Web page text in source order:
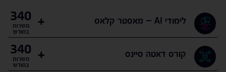
לימודי AI – מאסטר קלאס 340
משרות
בחודש
קורס דאטה סיינס 340
משרות
בחודש